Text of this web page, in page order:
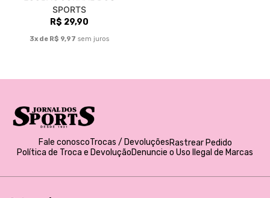
SPORTS
R$ 29,90
3x de R$ 9,97 sem juros
Fale conoscoTrocas / DevoluçõesRastrear Pedido
Política de Troca e DevoluçãoDenuncie o Uso Ilegal de Marcas